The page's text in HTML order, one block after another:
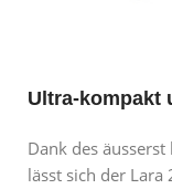
Ultra-kompakt
Dank des
lässt sich der